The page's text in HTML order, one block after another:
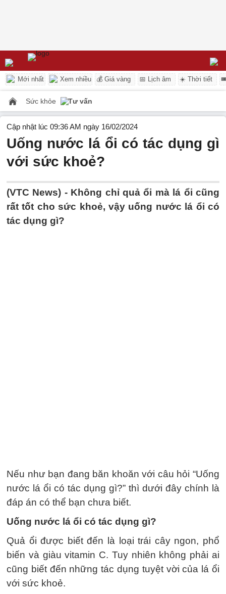
Mới nhất Xem nhiều 💰 Giá vàng 📅 Lịch âm ☀️ Thời tiết
Sức khỏe Tư vấn
Cập nhật lúc 09:36 AM ngày 16/02/2024
Uống nước lá ổi có tác dụng gì
với sức khoẻ?
(VTC News) - Không chỉ quả ổi mà lá ổi cũng
rất tốt cho sức khoẻ, vậy uống nước lá ổi có
tác dụng gì?
Nếu như bạn đang băn khoăn với câu hỏi “Uống
nước lá ổi có tác dụng gì?” thì dưới đây chính là
đáp án có thể bạn chưa biết.
Uống nước lá ổi có tác dụng gì?
Quả ổi được biết đến là loại trái cây ngon, phổ
biến và giàu vitamin C. Tuy nhiên không phải ai
cũng biết đến những tác dụng tuyệt vời của lá ổi
với sức khoẻ.